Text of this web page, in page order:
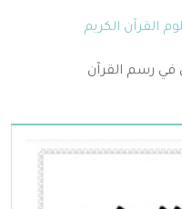
القرآن الكريم
في رسم القرآن